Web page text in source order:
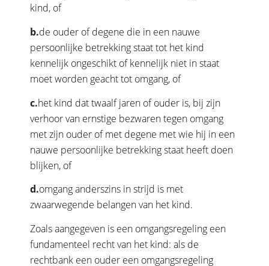
kind, of
b.de ouder of degene die in een nauwe
persoonlijke betrekking staat tot het kind
kennelijk ongeschikt of kennelijk niet in staat
moet worden geacht tot omgang, of
c.het kind dat twaalf jaren of ouder is, bij zijn
verhoor van ernstige bezwaren tegen omgang
met zijn ouder of met degene met wie hij in een
nauwe persoonlijke betrekking staat heeft doen
blijken, of
d.omgang anderszins in strijd is met
zwaarwegende belangen van het kind.
Zoals aangegeven is een omgangsregeling een
fundamenteel recht van het kind: als de
rechtbank een ouder een omgangsregeling